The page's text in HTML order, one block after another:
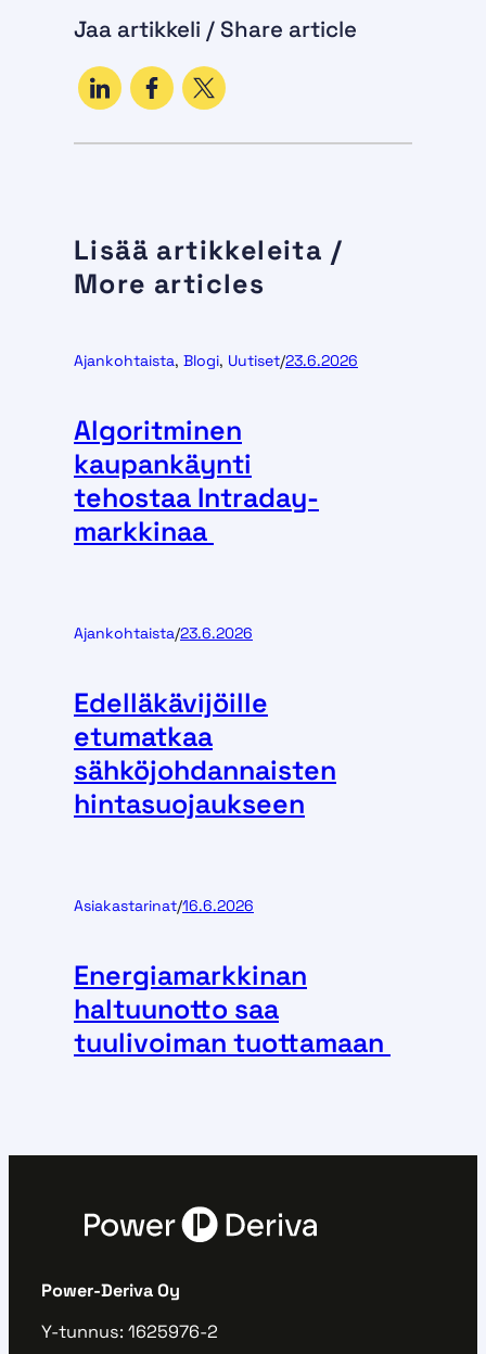
Jaa artikkeli / Share article
Lisää artikkeleita /
More articles
Ajankohtaista, Blogi, Uutiset/23.6.2026
Algoritminen
kaupankäynti
tehostaa Intraday-
markkinaa
Ajankohtaista/23.6.2026
Edelläkävijöille
etumatkaa
sähköjohdannaisten
hintasuojaukseen
Asiakastarinat/16.6.2026
Energiamarkkinan
haltuunotto saa
tuulivoiman tuottamaan
Power-Deriva Oy
Y-tunnus: 1625976-2